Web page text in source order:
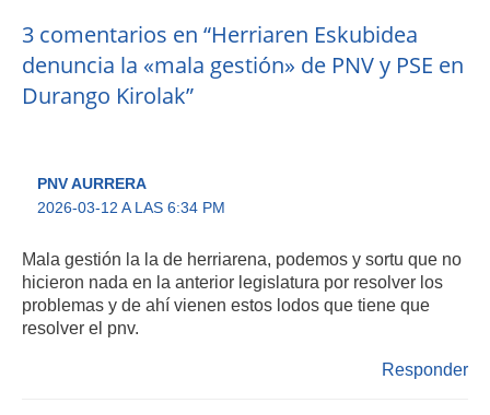
3 comentarios en “Herriaren Eskubidea
denuncia la «mala gestión» de PNV y PSE en
Durango Kirolak”
PNV AURRERA
2026-03-12 A LAS 6:34 PM
Mala gestión la la de herriarena, podemos y sortu que no
hicieron nada en la anterior legislatura por resolver los
problemas y de ahí vienen estos lodos que tiene que
resolver el pnv.
Responder